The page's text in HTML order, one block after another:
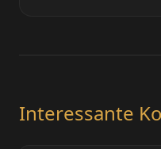
Interessante